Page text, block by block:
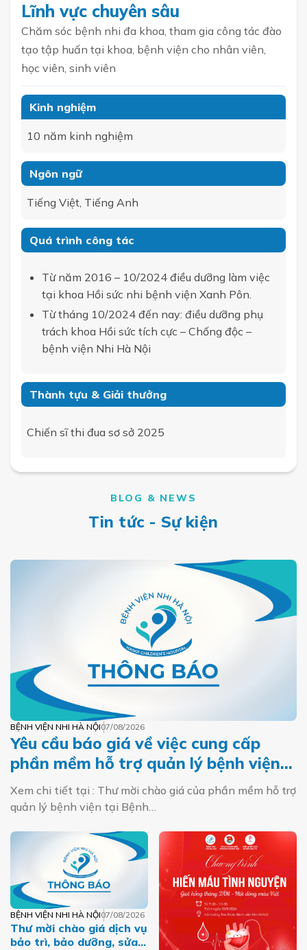
Lĩnh vực chuyên sâu
Chăm sóc bệnh nhi đa khoa, tham gia công tác đào
tạo tập huấn tại khoa, bệnh viện cho nhân viên,
học viên, sinh viên
Kinh nghiệm
10 năm kinh nghiệm
Ngôn ngữ
Tiếng Việt, Tiếng Anh
Quá trình công tác
Từ năm 2016 – 10/2024 điều dưỡng làm việc
tại khoa Hồi sức nhi bệnh viện Xanh Pôn.
Từ tháng 10/2024 đến nay: điều dưỡng phụ
trách khoa Hồi sức tích cực – Chống độc –
bệnh viện Nhi Hà Nội
Thành tựu & Giải thưởng
Chiến sĩ thi đua sơ sở 2025
BLOG & NEWS
Tin tức - Sự kiện
BỆNH VIỆN NHI HÀ NỘI07/08/2026
Yêu cầu báo giá về việc cung cấp
phần mềm hỗ trợ quản lý bệnh viện
tại Bệnh viện Nhi Hà Nội
Xem chi tiết tại : Thư mời chào giá của phần mềm hỗ trợ
quản lý bệnh viện tại Bệnh…
BỆNH VIỆN NHI HÀ NỘI07/08/2026
Thư mời chào giá dịch vụ
bảo trì, bảo dưỡng, sửa